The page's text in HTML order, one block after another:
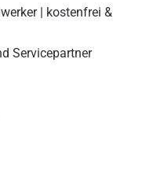
| kostenfrei &
Servicepartner